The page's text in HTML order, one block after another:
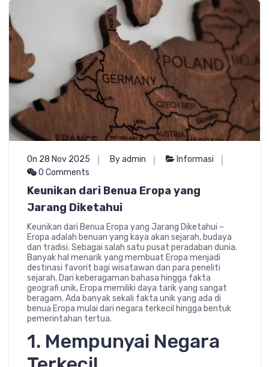
On 28 Nov 2025 By admin
Informasi
0 Comments
Keunikan dari Benua Eropa yang
Jarang Diketahui
Keunikan dari Benua Eropa yang Jarang Diketahui –
Eropa adalah benuan yang kaya akan sejarah, budaya
dan tradisi. Sebagai salah satu pusat peradaban dunia.
Banyak hal menarik yang membuat Eropa menjadi
destinasi favorit bagi wisatawan dan para peneliti
sejarah. Dari keberagaman bahasa hingga fakta
geografi unik, Eropa memiliki daya tarik yang sangat
beragam. Ada banyak sekali fakta unik yang ada di
benua Eropa mulai dari negara terkecil hingga bentuk
pemerintahan tertua.
1. Mempunyai Negara